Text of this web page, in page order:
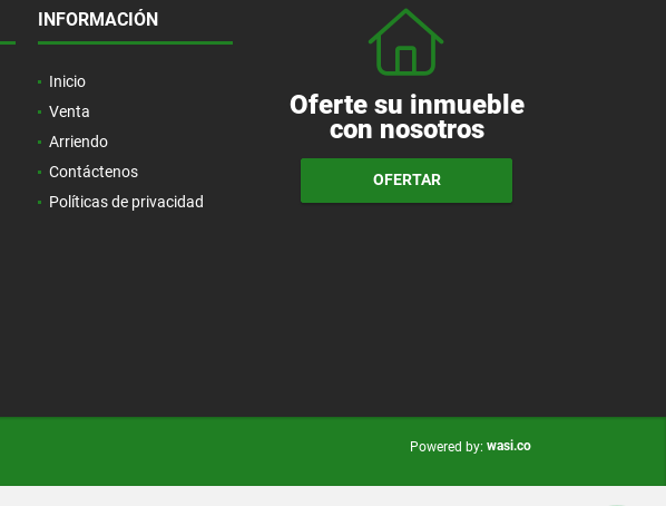
INFORMACIÓN
Inicio
Venta
Arriendo
Contáctenos
Políticas de privacidad
Oferte su inmueble
con nosotros
OFERTAR
Powered by: wasi.co